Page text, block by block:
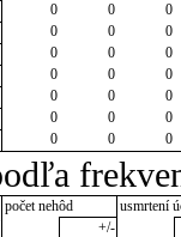
0 0
0
0 0
0
0 0
0
0 0
0
0 0
0
0 0
0
0 0 0
počet nehôd
usmrtení
+/-